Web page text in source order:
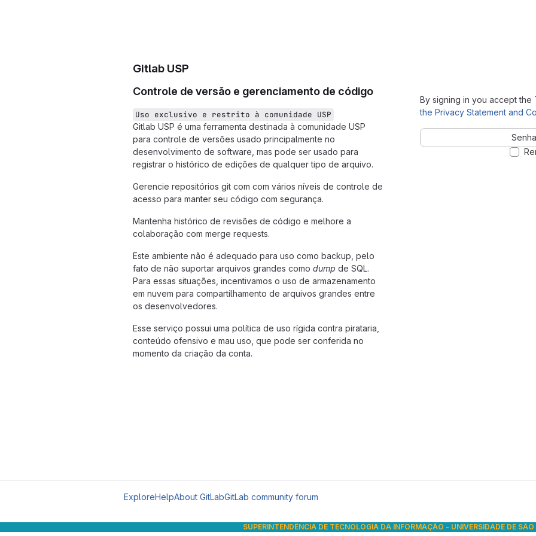
Gitlab USP
Controle de versão e gerenciamento de código
Uso exclusivo e restrito à comunidade USP
Gitlab USP é uma ferramenta destinada à comunidade USP
para controle de versões usado principalmente no
desenvolvimento de software, mas pode ser usado para
registrar o histórico de edições de qualquer tipo de arquivo.
Gerencie repositórios git com com vários níveis de controle de
acesso para manter seu código com segurança.
Mantenha histórico de revisões de código e melhore a
colaboração com merge requests.
Este ambiente não é adequado para uso como backup, pelo
fato de não suportar arquivos grandes como dump de SQL.
Para essas situações, incentivamos o uso de armazenamento
em nuvem para compartilhamento de arquivos grandes entre
os desenvolvedores.
Esse serviço possui uma política de uso rígida contra pirataria,
conteúdo ofensivo e mau uso, que pode ser conferida no
momento da criação da conta.
By signing in you accept the
the Privacy Statement and
ExploreHelpAbout GitLabGitLab community forum
SUPERINTENDÊNCIA DE TECNOLOGIA DA INFORMAÇÃO - UNIVERSIDADE DE